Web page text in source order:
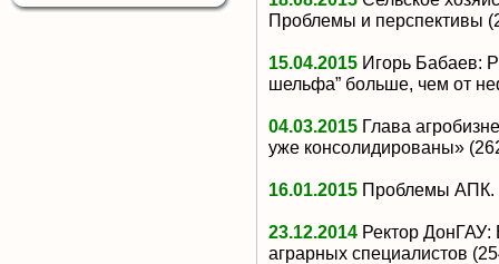
Проблемы и перспективы
15.04.2015 Игорь Бабаев:
шельфа” больше, чем от
04.03.2015 Глава
уже консолидированы»
16.01.2015 Проблемы АПК.
23.12.2014 Ректор ДонГАУ:
аграрных специалистов